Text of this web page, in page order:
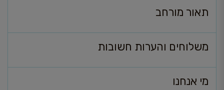
תאור מורחב
משלוחים והערות חשובות
מי אנחנו